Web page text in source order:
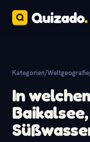
Kategorien/Weltgeografie
In